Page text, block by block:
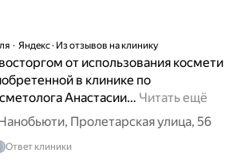
Яндекс · Из отзывов на клинику
от использования космети
в клинике по
Анастасии… Читать ещё
Пролетарская улица, 56
Ответ клиники